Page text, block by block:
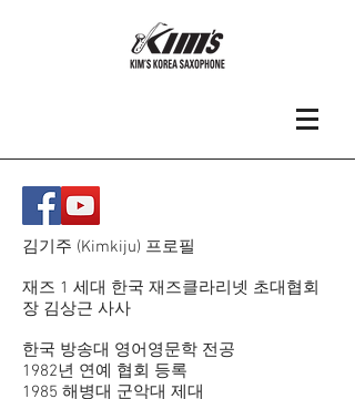
김기주 (Kimkiju) 프로필
재즈 1 세대 한국 재즈클라리넷 초대협회
장 김상근 사사
한국 방송대 영어영문학 전공
1982년 연예 협회 등록
1985 해병대 군악대 제대